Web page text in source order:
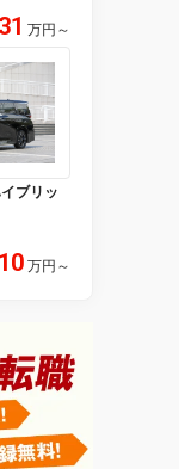
万円 ～
ブリッ
万円 ～